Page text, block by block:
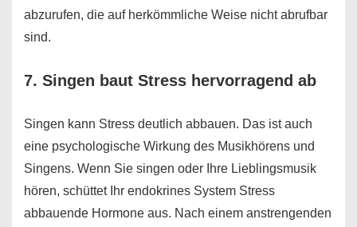
abzurufen, die auf herkömmliche Weise nicht abrufbar
sind.
7. Singen baut Stress hervorragend ab
Singen kann Stress deutlich abbauen. Das ist auch
eine psychologische Wirkung des Musikhörens und
Singens. Wenn Sie singen oder Ihre Lieblingsmusik
hören, schüttet Ihr endokrines System Stress
abbauende Hormone aus. Nach einem anstrengenden